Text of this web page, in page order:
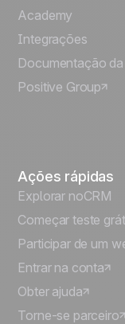
Español
Italiano
Deutsch
Academy
Integrações
Documentação
Positive Group
Ações rápidas
Explorar noCRM
Começar teste
Participar de um
Entrar na conta
Obter ajuda
Torne-se parceiro